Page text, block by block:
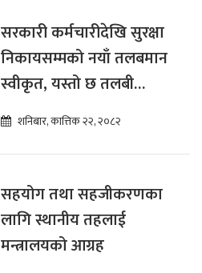
सरकारी कर्मचारीदेखि सुरक्षा
निकायसम्मको नयाँ तलबमान
स्वीकृत, यस्तो छ तलबी
विवरणशनिबार, कात्तिक २२, २०८२
सहयोग तथा सहजीकरणका
लागि स्थानीय तहलाई
मन्त्रालयको आग्रह